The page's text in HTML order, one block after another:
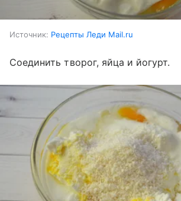
Источник: Рецепты Леди Mail.ru
Соединить творог, яйца и йогурт.